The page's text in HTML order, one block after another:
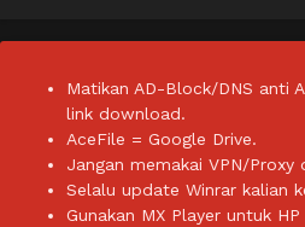
Matikan AD-Block/DNS anti
link download.
AceFile = Google Drive.
Jangan memakai VPN/Proxy
Selalu update Winrar kalian
Gunakan MX Player untuk